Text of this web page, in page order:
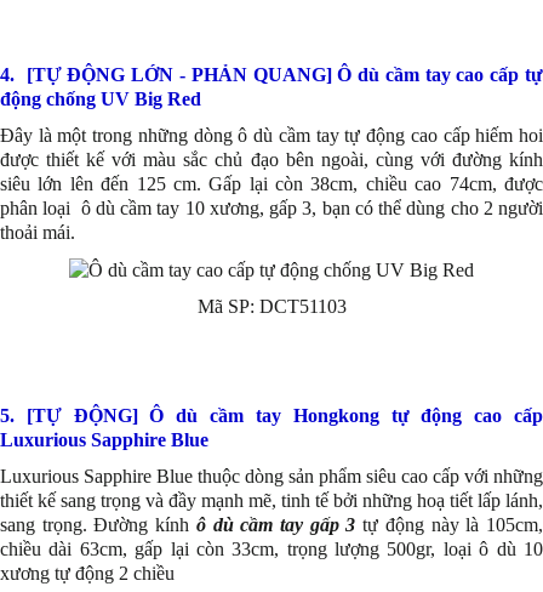
4. [TỰ ĐỘNG LỚN - PHẢN QUANG] Ô dù cầm tay cao cấp tự
động chống UV Big Red
Đây là một trong những dòng ô dù cầm tay tự động cao cấp hiếm hoi
được thiết kế với màu sắc chủ đạo bên ngoài, cùng với đường kính
siêu lớn lên đến 125 cm. Gấp lại còn 38cm, chiều cao 74cm, được
phân loại ô dù cầm tay 10 xương, gấp 3, bạn có thể dùng cho 2 người
thoải mái.
Mã SP: DCT51103
5. [TỰ ĐỘNG] Ô dù cầm tay Hongkong tự động cao cấp
Luxurious Sapphire Blue
Luxurious Sapphire Blue thuộc dòng sản phẩm siêu cao cấp với những
thiết kế sang trọng và đầy mạnh mẽ, tinh tế bởi những hoạ tiết lấp lánh,
sang trọng. Đường kính ô dù cầm tay gấp 3 tự động này là 105cm,
chiều dài 63cm, gấp lại còn 33cm, trọng lượng 500gr, loại ô dù 10
xương tự động 2 chiều